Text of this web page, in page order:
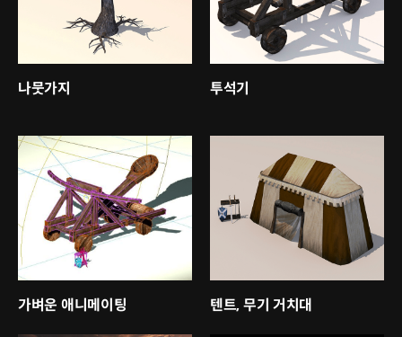
나뭇가지 투석기
가벼운 애니메이팅 텐트, 무기 거치대